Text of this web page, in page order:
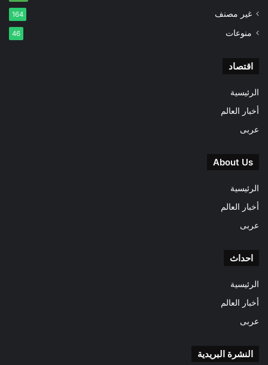
غير مصنف 164
منوعات 46
اقتصاد
الرئيسية
أخبار العالم
عربى
About Us
الرئيسية
أخبار العالم
عربى
احداث
الرئيسية
أخبار العالم
عربى
النشرة البريدية